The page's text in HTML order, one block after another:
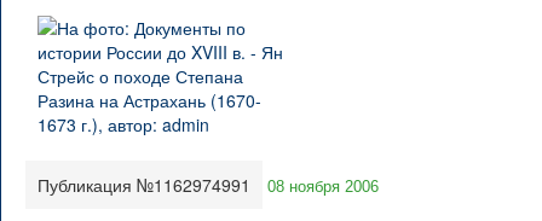
Публикация №1162974991 08 ноября 2006